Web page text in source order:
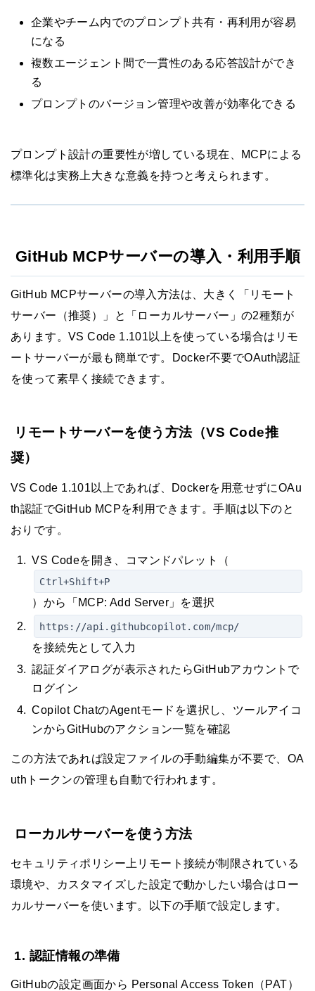
企業やチーム内でのプロンプト共有・再利用が容易
になる
複数エージェント間で一貫性のある応答設計ができ
る
プロンプトのバージョン管理や改善が効率化できる
プロンプト設計の重要性が増している現在、MCPによる
標準化は実務上大きな意義を持つと考えられます。
GitHub MCPサーバーの導入・利用手順
GitHub MCPサーバーの導入方法は、大きく「リモート
サーバー（推奨）」と「ローカルサーバー」の2種類が
あります。VS Code 1.101以上を使っている場合はリモ
ートサーバーが最も簡単です。Docker不要でOAuth認証
を使って素早く接続できます。
リモートサーバーを使う方法（VS Code推
奨）
VS Code 1.101以上であれば、Dockerを用意せずにOAu
th認証でGitHub MCPを利用できます。手順は以下のと
おりです。
VS Codeを開き、コマンドパレット（
Ctrl+Shift+P
）から「MCP: Add Server」を選択
https://api.githubcopilot.com/mcp/
を接続先として入力
認証ダイアログが表示されたらGitHubアカウントで
ログイン
Copilot ChatのAgentモードを選択し、ツールアイコ
ンからGitHubのアクション一覧を確認
この方法であれば設定ファイルの手動編集が不要で、OA
uthトークンの管理も自動で行われます。
ローカルサーバーを使う方法
セキュリティポリシー上リモート接続が制限されている
環境や、カスタマイズした設定で動かしたい場合はロー
カルサーバーを使います。以下の手順で設定します。
1. 認証情報の準備
GitHubの設定画面から Personal Access Token（PAT）